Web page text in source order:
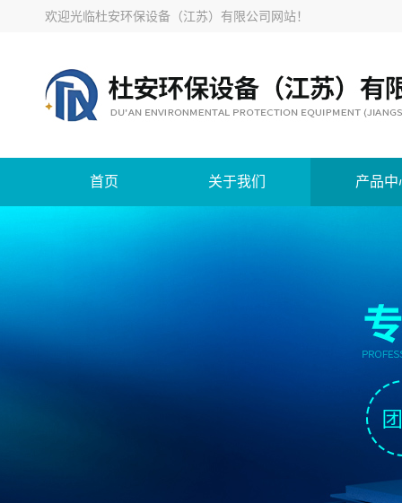
欢迎光临杜安环保设备（江苏）有限公司网站！
首页 关于我们 产品中